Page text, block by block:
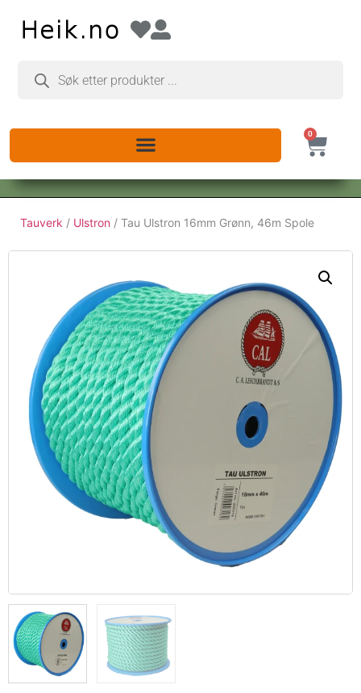
0
Tauverk / Ulstron / Tau Ulstron 16mm Grønn, 46m Spole